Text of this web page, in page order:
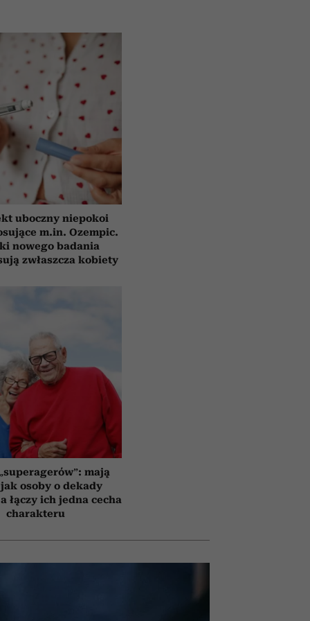
uboczny niepokoi
m.in. Ozempic.
nowego badania
zwłaszcza kobiety
mają
osoby o dekady
łączy ich jedna cecha
charakteru